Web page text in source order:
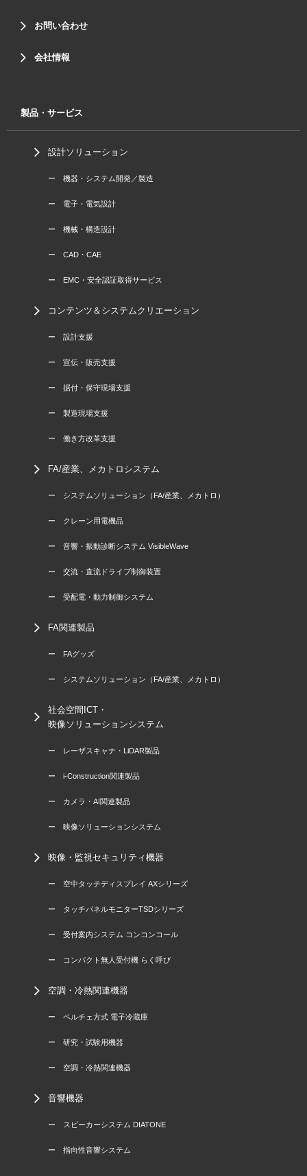
お問い合わせ
会社情報
製品・サービス
設計ソリューション
ー 機器・システム開発／製造
ー 電子・電気設計
ー 機械・構造設計
ー CAD・CAE
ー EMC・安全認証取得サービス
コンテンツ＆システムクリエーション
ー 設計支援
ー 宣伝・販売支援
ー 据付・保守現場支援
ー 製造現場支援
ー 働き方改革支援
FA/産業、メカトロシステム
ー システムソリューション（FA/産業、メカトロ）
ー クレーン用電機品
ー 音響・振動診断システム VisibleWave
ー 交流・直流ドライブ制御装置
ー 受配電・動力制御システム
FA関連製品
ー FAグッズ
ー システムソリューション（FA/産業、メカトロ）
社会空間ICT・
映像ソリューションシステム
ー レーザスキャナ・LiDAR製品
ー i-Construction関連製品
ー カメラ・AI関連製品
ー 映像ソリューションシステム
映像・監視セキュリティ機器
ー 空中タッチディスプレイ AXシリーズ
ー タッチパネルモニターTSDシリーズ
ー 受付案内システム コンコンコール
ー コンパクト無人受付機 らく呼び
空調・冷熱関連機器
ー ペルチェ方式 電子冷蔵庫
ー 研究・試験用機器
ー 空調・冷熱関連機器
音響機器
ー スピーカーシステム DIATONE
ー 指向性音響システム